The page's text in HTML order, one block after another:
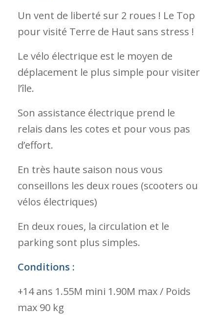
Un vent de liberté sur 2 roues ! Le Top
pour visité Terre de Haut sans stress !
Le vélo électrique est le moyen de
déplacement le plus simple pour visiter
l’île.
Son assistance électrique prend le
relais dans les cotes et pour vous pas
d’effort.
En très haute saison nous vous
conseillons les deux roues (scooters ou
vélos électriques)
En deux roues, la circulation et le
parking sont plus simples.
Conditions :
+14 ans 1.55M mini 1.90M max / Poids
max 90 kg